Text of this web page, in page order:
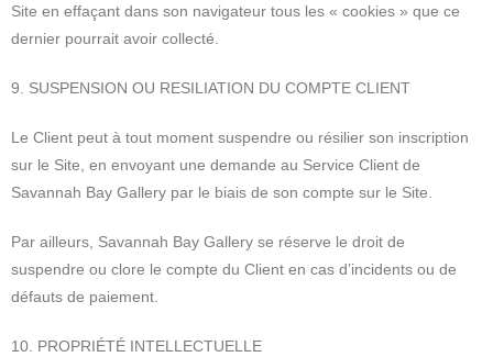
Site en effaçant dans son navigateur tous les « cookies » que ce
dernier pourrait avoir collecté.
9. SUSPENSION OU RESILIATION DU COMPTE CLIENT
Le Client peut à tout moment suspendre ou résilier son inscription
sur le Site, en envoyant une demande au Service Client de
Savannah Bay Gallery par le biais de son compte sur le Site.
Par ailleurs, Savannah Bay Gallery se réserve le droit de
suspendre ou clore le compte du Client en cas d’incidents ou de
défauts de paiement.
10. PROPRIÉTÉ INTELLECTUELLE